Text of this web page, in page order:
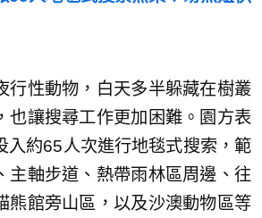
行性動物，白天多半躲藏在樹叢
也讓搜尋工作更加困難。園方表
入約65人次進行地毯式搜索，範
主軸步道、熱帶雨林區周邊、往
熊館旁山區，以及沙澳動物區等